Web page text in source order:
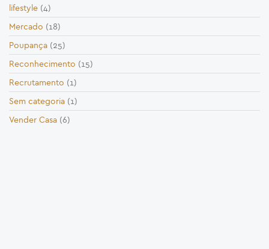
lifestyle (4)
Mercado (18)
Poupança (25)
Reconhecimento (15)
Recrutamento (1)
Sem categoria (1)
Vender Casa (6)